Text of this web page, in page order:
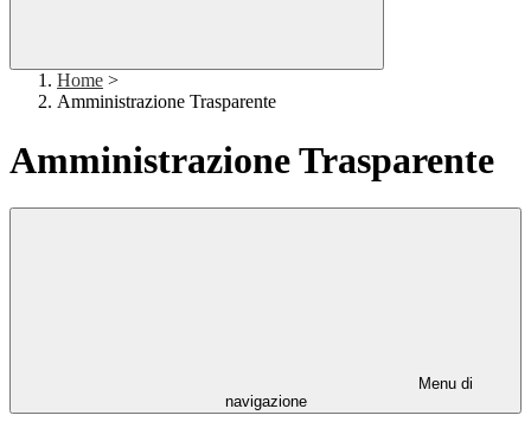
Home >
Amministrazione Trasparente
Amministrazione Trasparente
Menu di
navigazione